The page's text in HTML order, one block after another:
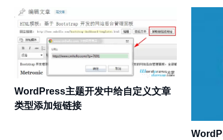
WordPress主题开发中给自定义文章
类型添加短链接